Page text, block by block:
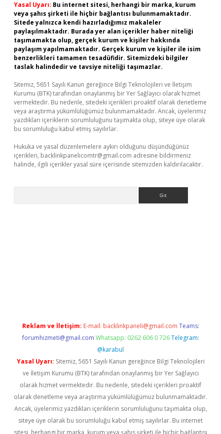
Yasal Uyarı: Bu internet sitesi, herhangi bir marka, kurum
veya şahıs şirketi ile hiçbir bağlantısı bulunmamaktadır.
Sitede yalnızca kendi hazırladığımız makaleler
paylaşılmaktadır. Burada yer alan içerikler haber niteliği
taşımamakta olup, gerçek kurum ve kişiler hakkında
paylaşım yapılmamaktadır. Gerçek kurum ve kişiler ile isim
benzerlikleri tamamen tesadüfidir. Sitemizdeki bilgiler
taslak halindedir ve tavsiye niteliği taşımazlar.
Sitemiz, 5651 Sayılı Kanun gereğince Bilgi Teknolojileri ve İletişim
Kurumu (BTK) tarafından onaylanmış bir Yer Sağlayıcı olarak hizmet
vermektedir. Bu nedenle, sitedeki içerikleri proaktif olarak denetleme
veya araştırma yükümlülüğümüz bulunmamaktadır. Ancak, üyelerimiz
yazdıkları içeriklerin sorumluluğunu taşımakta olup, siteye üye olarak
bu sorumluluğu kabul etmiş sayılırlar.
Hukuka ve yasal düzenlemelere aykırı olduğunu düşündüğünüz
içerikleri, backlinkpanelicomtr@gmail.com adresine bildirmeniz
halinde, ilgili içerikler yasal süre içerisinde sitemizden kaldırılacaktır.
Reklam ve İletişim: E-mail: backlinkpaneli@gmail.com Teams:
forumhizmeti@gmail.com Whatsapp: 0262 606 0 726 Telegram:
@karabul
Yasal Uyarı: Sitemiz, 5651 Sayılı Kanun gereğince Bilgi Teknolojileri
ve İletişim Kurumu (BTK) tarafından onaylanmış bir Yer Sağlayıcı
olarak hizmet vermektedir. Bu nedenle, sitedeki içerikleri proaktif
olarak denetleme veya araştırma yükümlülüğümüz bulunmamaktadır.
Ancak, üyelerimiz yazdıkları içeriklerin sorumluluğunu taşımakta olup,
siteye üye olarak bu sorumluluğu kabul etmiş sayılırlar. Bu internet
sitesi, herhangi bir marka, kurum veya şahıs şirketi ile hiçbir bağlantısı